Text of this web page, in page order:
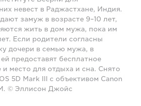
невест в Раджастхане, Индия.
замуж в возрасте 9–10 лет,
жить в дом мужа, пока им
Если родители согласны
дочери в семью мужа, в
предоставят бесплатное
и место для отдыха и сна. Снято
5D Mark III с объективом Canon
© Эллисон Джойс